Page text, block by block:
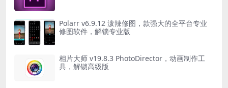
Polarr v6.9.12 泼辣修图，款强大的全平台专业
修图软件，解锁专业版
相片大师 v19.8.3 PhotoDirector，动画制作工
具，解锁高级版